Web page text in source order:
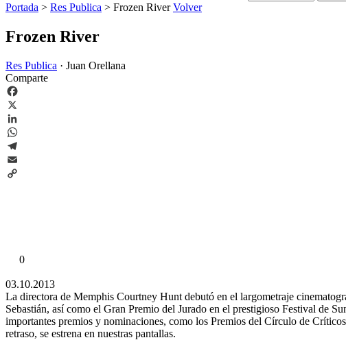
Portada > Res Publica > Frozen River Volver
Frozen River
Res Publica · Juan Orellana
Comparte
Facebook
X
LinkedIn
WhatsApp
Telegram
Email
0
03.10.2013
La directora de Memphis Courtney Hunt debutó en el largometraje
Sebastián, así como el Gran Premio del Jurado en el prestigioso Festival de
importantes premios y nominaciones, como los Premios del Círculo de
retraso, se estrena en nuestras pantallas.